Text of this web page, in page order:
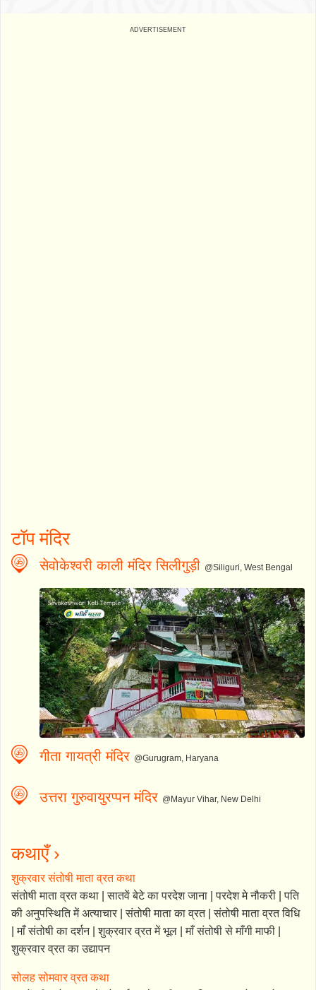
टॉप मंदिर
सेवोकेश्वरी काली मंदिर सिलीगुड़ी @Siliguri, West Bengal
गीता गायत्री मंदिर @Gurugram, Haryana
उत्तरा गुरुवायुरप्पन मंदिर @Mayur Vihar, New Delhi
कथाएँ ›
शुक्रवार संतोषी माता व्रत कथा
संतोषी माता व्रत कथा | सातवें बेटे का परदेश जाना | परदेश मे नौकरी | पति
की अनुपस्थिति में अत्याचार | संतोषी माता का व्रत | संतोषी माता व्रत विधि
| माँ संतोषी का दर्शन | शुक्रवार व्रत में भूल | माँ संतोषी से माँगी माफी |
शुक्रवार व्रत का उद्यापन
सोलह सोमवार व्रत कथा